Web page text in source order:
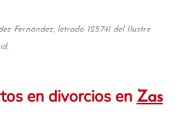
Fernández, letrado 125.741 del Ilustre
en divorcios en Zas